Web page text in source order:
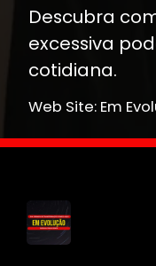
Descubra
excessiva
cotidiana.
Web Site: Em